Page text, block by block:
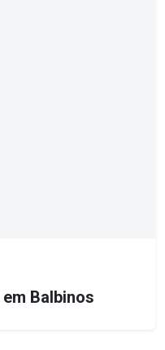
Balbinos